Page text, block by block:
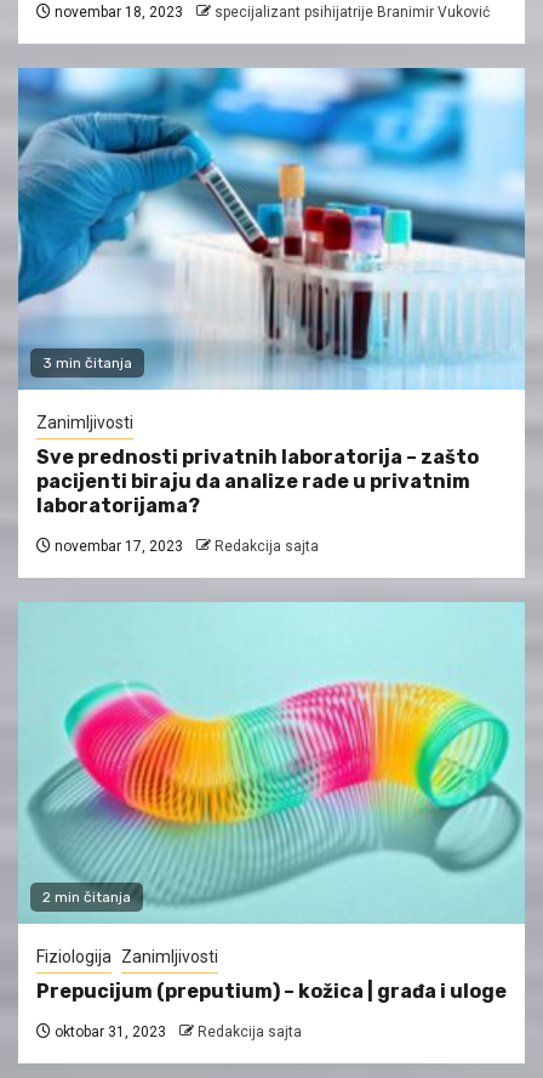
novembar 18, 2023 specijalizant psihijatrije Branimir Vuković
3 min čitanja
Zanimljivosti
Sve prednosti privatnih laboratorija – zašto
pacijenti biraju da analize rade u privatnim
laboratorijama?
novembar 17, 2023 Redakcija sajta
2 min čitanja
Fiziologija Zanimljivosti
Prepucijum (preputium) – kožica | građa i uloge
oktobar 31, 2023 Redakcija sajta